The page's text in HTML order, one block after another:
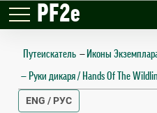
PF2e
Путеискатель — Иконы
Руки дикаря / Hands Of The
ENG / РУС